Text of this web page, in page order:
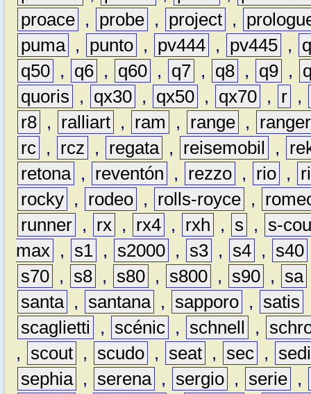
proace , probe , project ,
puma , punto , pv444 , pv445 ,
q50 , q6 , q60 , q7 , q8 , q9 ,
quoris
, qx30 , qx50 , qx70 , r ,
r8 , ralliart , ram , range ,
ranger
rc , rcz , regata , reisemobil ,
retona , reventón , rezzo , rio ,
rocky , rodeo , rolls-royce ,
runner , rx , rx4 , rxh , s ,
s-
max , s1 , s2000 , s3 , s4 , s40
s70 , s8 , s80 , s800 , s90 , sa
santa , santana , sapporo , satis
scaglietti
, scénic , schnell ,
,
scout , scudo , seat , sec ,
sephia , serena , sergio , serie ,